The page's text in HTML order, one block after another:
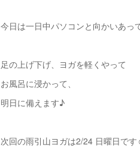
今日は一日中パソコンと向かいあっ
足の上げ下げ、ヨガを軽くやって
お風呂に浸かって、
明日に備えます♪
次回の雨引山ヨガは2/24 日曜日で